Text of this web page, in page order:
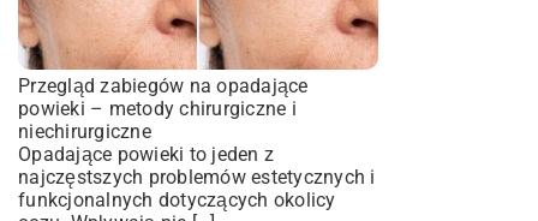
Przegląd zabiegów na opadające
powieki – metody chirurgiczne i
niechirurgiczne
Opadające powieki to jeden z
najczęstszych problemów estetycznych i
funkcjonalnych dotyczących okolicy